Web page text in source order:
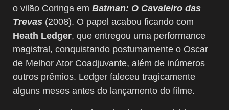
o vilão Coringa em Batman: O Cavaleiro das
Trevas (2008). O papel acabou ficando com
Heath Ledger, que entregou uma performance
magistral, conquistando postumamente o Oscar
de Melhor Ator Coadjuvante, além de inúmeros
outros prêmios. Ledger faleceu tragicamente
alguns meses antes do lançamento do filme.